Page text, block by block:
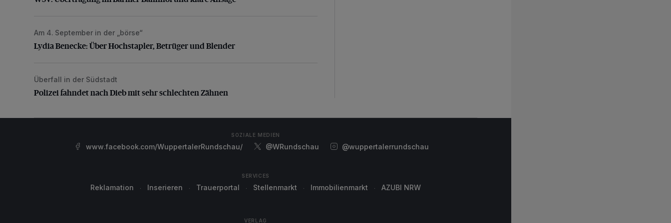
Lydia Benecke: Über Hochstapler, Betrüger und Blender
Am 4. September in der „börse“
Lydia Benecke: Über Hochstapler, Betrüger und Blender
Polizei fahndet nach Dieb mit sehr schlechten Zähnen
Überfall in der Südstadt
Polizei fahndet nach Dieb mit sehr schlechten Zähnen
SOZIALE MEDIEN
www.facebook.com/WuppertalerRundschau/ @WRundschau @wuppertalerrundschau
SERVICES
Reklamation Inserieren Trauerportal Stellenmarkt Immobilienmarkt AZUBI NRW
VERLAG